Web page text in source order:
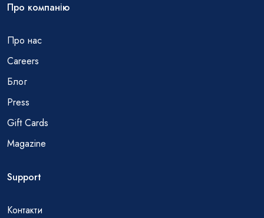
Про компанію
Про нас
Careers
Блог
Press
Gift Cards
Magazine
Support
Контакти